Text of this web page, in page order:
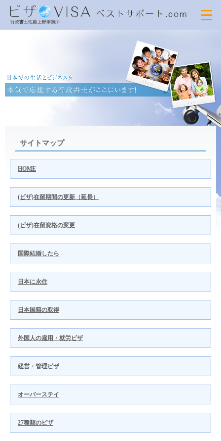
サイトマップ
HOME
(ビザ)在留期間の更新（延長）
(ビザ)在留資格の変更
国際結婚したら
日本に永住
日本国籍の取得
外国人の雇用・就労ビザ
経営・管理ビザ
オーバーステイ
27種類のビザ